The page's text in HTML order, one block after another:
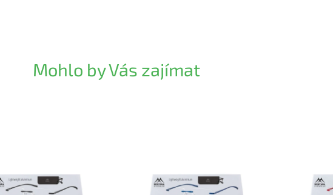
Mohlo by Vás zajímat